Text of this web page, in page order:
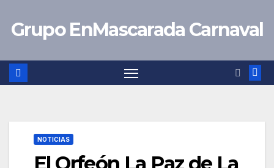
Grupo EnMascarada Carnaval
NOTICIAS